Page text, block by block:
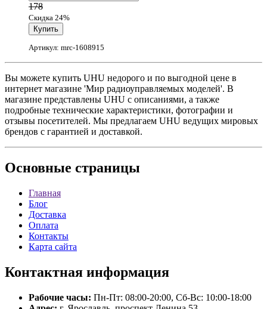
178
Скидка 24%
Артикул: mrc-1608915
Вы можете купить UHU недорого и по выгодной цене в
интернет магазине 'Мир радиоуправляемых моделей'. В
магазине представлены UHU с описаниями, а также
подробные технические характеристики, фотографии и
отзывы посетителей. Мы предлагаем UHU ведущих мировых
брендов с гарантией и доставкой.
Основные страницы
Главная
Блог
Доставка
Оплата
Контакты
Карта сайта
Контактная информация
Рабочие часы: Пн-Пт: 08:00-20:00, Сб-Вс: 10:00-18:00